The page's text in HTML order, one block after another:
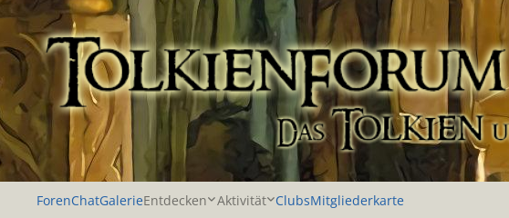
Zu Inhalt springen
ForenChatGalerieEntdecken Aktivität ClubsMitgliederkarte